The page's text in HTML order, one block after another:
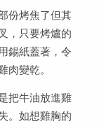
份烤焦了但其
，只要烤爐的
錫紙蓋著，令
肉變乾。
把牛油放進雞
。如想雞胸的